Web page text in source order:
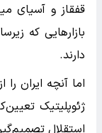
قفقاز و آسیای
بازارهایی که
دارند.
اما آنچه ایران
ژئوپلیتیک
استقلال